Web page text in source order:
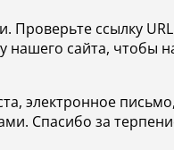
Проверьте ссылку
нашего сайта, чтобы
электронное
Спасибо за